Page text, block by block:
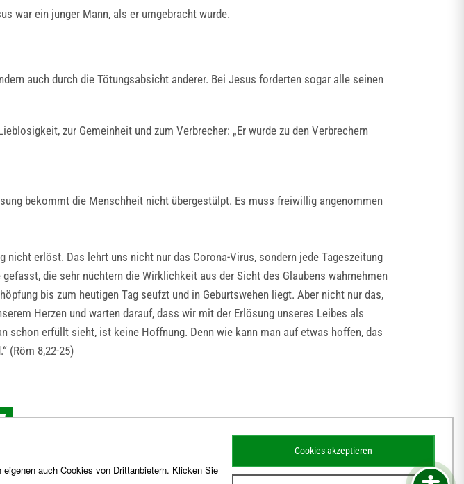
war ein junger Mann, als er umgebracht wurde.
auch durch die Tötungsabsicht anderer. Bei Jesus forderten sogar alle seinen
zur Gemeinheit und zum Verbrecher: „Er wurde zu den Verbrechern
bekommt die Menschheit nicht übergestülpt. Es muss freiwillig angenommen
erlöst. Das lehrt uns nicht nur das Corona-Virus, sondern jede Tageszeitung
die sehr nüchtern die Wirklichkeit aus der Sicht des Glaubens wahrnehmen
bis zum heutigen Tag seufzt und in Geburtswehen liegt. Aber nicht nur das,
Herzen und warten darauf, dass wir mit der Erlösung unseres Leibes als
schon erfüllt sieht, ist keine Hoffnung. Denn wie kann man auf etwas hoffen, das
(Röm 8,22-25)
auch Cookies von Drittanbietern. Klicken Sie
Cookies akzeptieren